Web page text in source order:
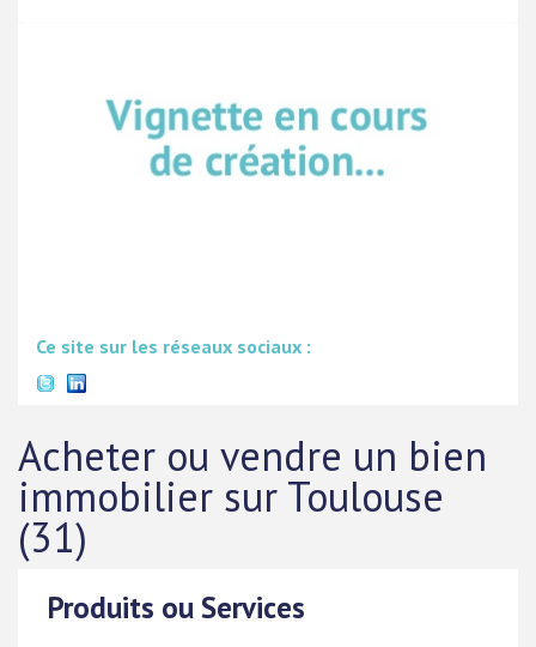
Ce site sur les réseaux sociaux :
Acheter ou vendre un bien
immobilier sur Toulouse
(31)
Produits ou Services